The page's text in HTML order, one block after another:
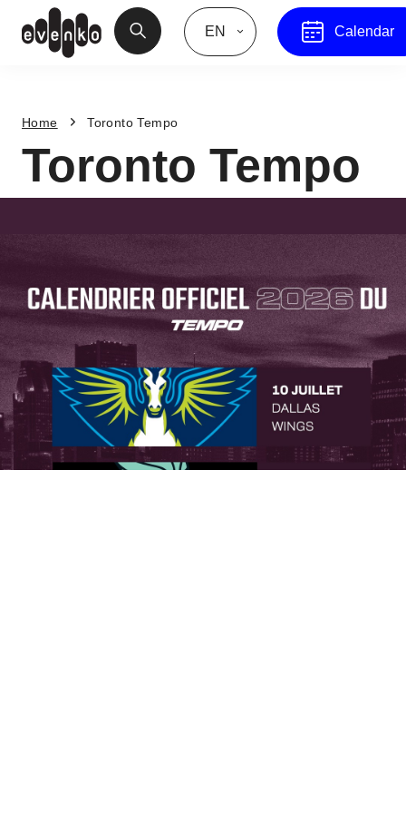
EN Calendar
Home Toronto Tempo
Toronto Tempo